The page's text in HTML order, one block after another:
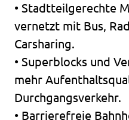
• Stadtteilgerechte
vernetzt mit Bus,
Carsharing.
• Superblocks und
mehr
Durchgangsverkehr.
• Barrierefreie